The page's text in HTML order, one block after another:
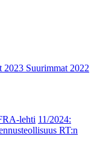
2023 Suurimmat 2022
lehti 11/2024:
RT:n